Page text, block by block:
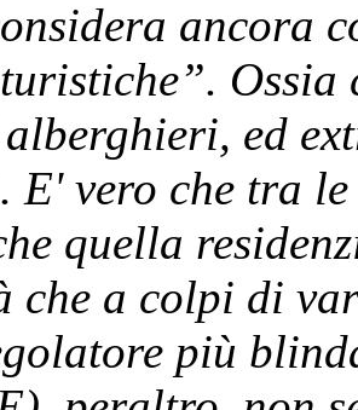
ancora
Ossia
alberghieri, ed
E' vero che tra
quella
che a colpi di
più